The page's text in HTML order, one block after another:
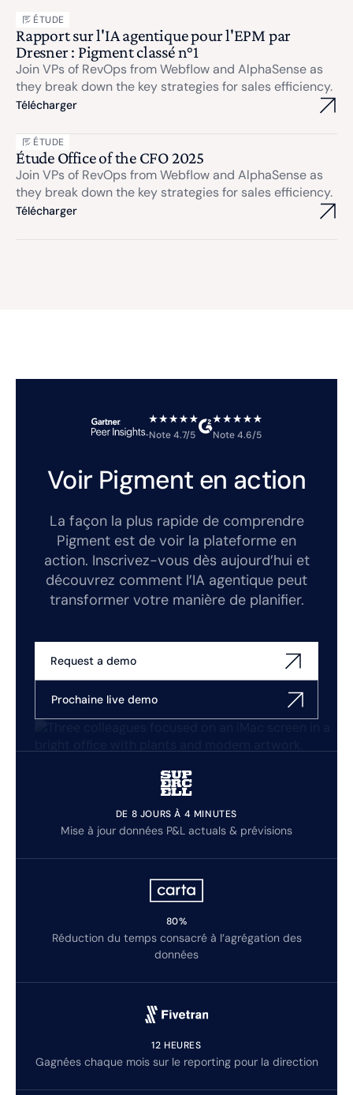
ÉTUDE
Rapport sur l'IA agentique pour l'EPM par
Dresner : Pigment classé n°1
Join VPs of RevOps from Webflow and AlphaSense as
they break down the key strategies for sales efficiency.
Télécharger
ÉTUDE
Étude Office of the CFO 2025
Join VPs of RevOps from Webflow and AlphaSense as
they break down the key strategies for sales efficiency.
Télécharger
Note 4.7/5 Note 4.6/5
Voir Pigment en action
La façon la plus rapide de comprendre
Pigment est de voir la plateforme en
action. Inscrivez-vous dès aujourd’hui et
découvrez comment l’IA agentique peut
transformer votre manière de planifier.
Request a demo
Prochaine live demo
DE 8 JOURS À 4 MINUTES
Mise à jour données P&L actuals & prévisions
80%
Réduction du temps consacré à l’agrégation des
données
12 HEURES
Gagnées chaque mois sur le reporting pour la direction